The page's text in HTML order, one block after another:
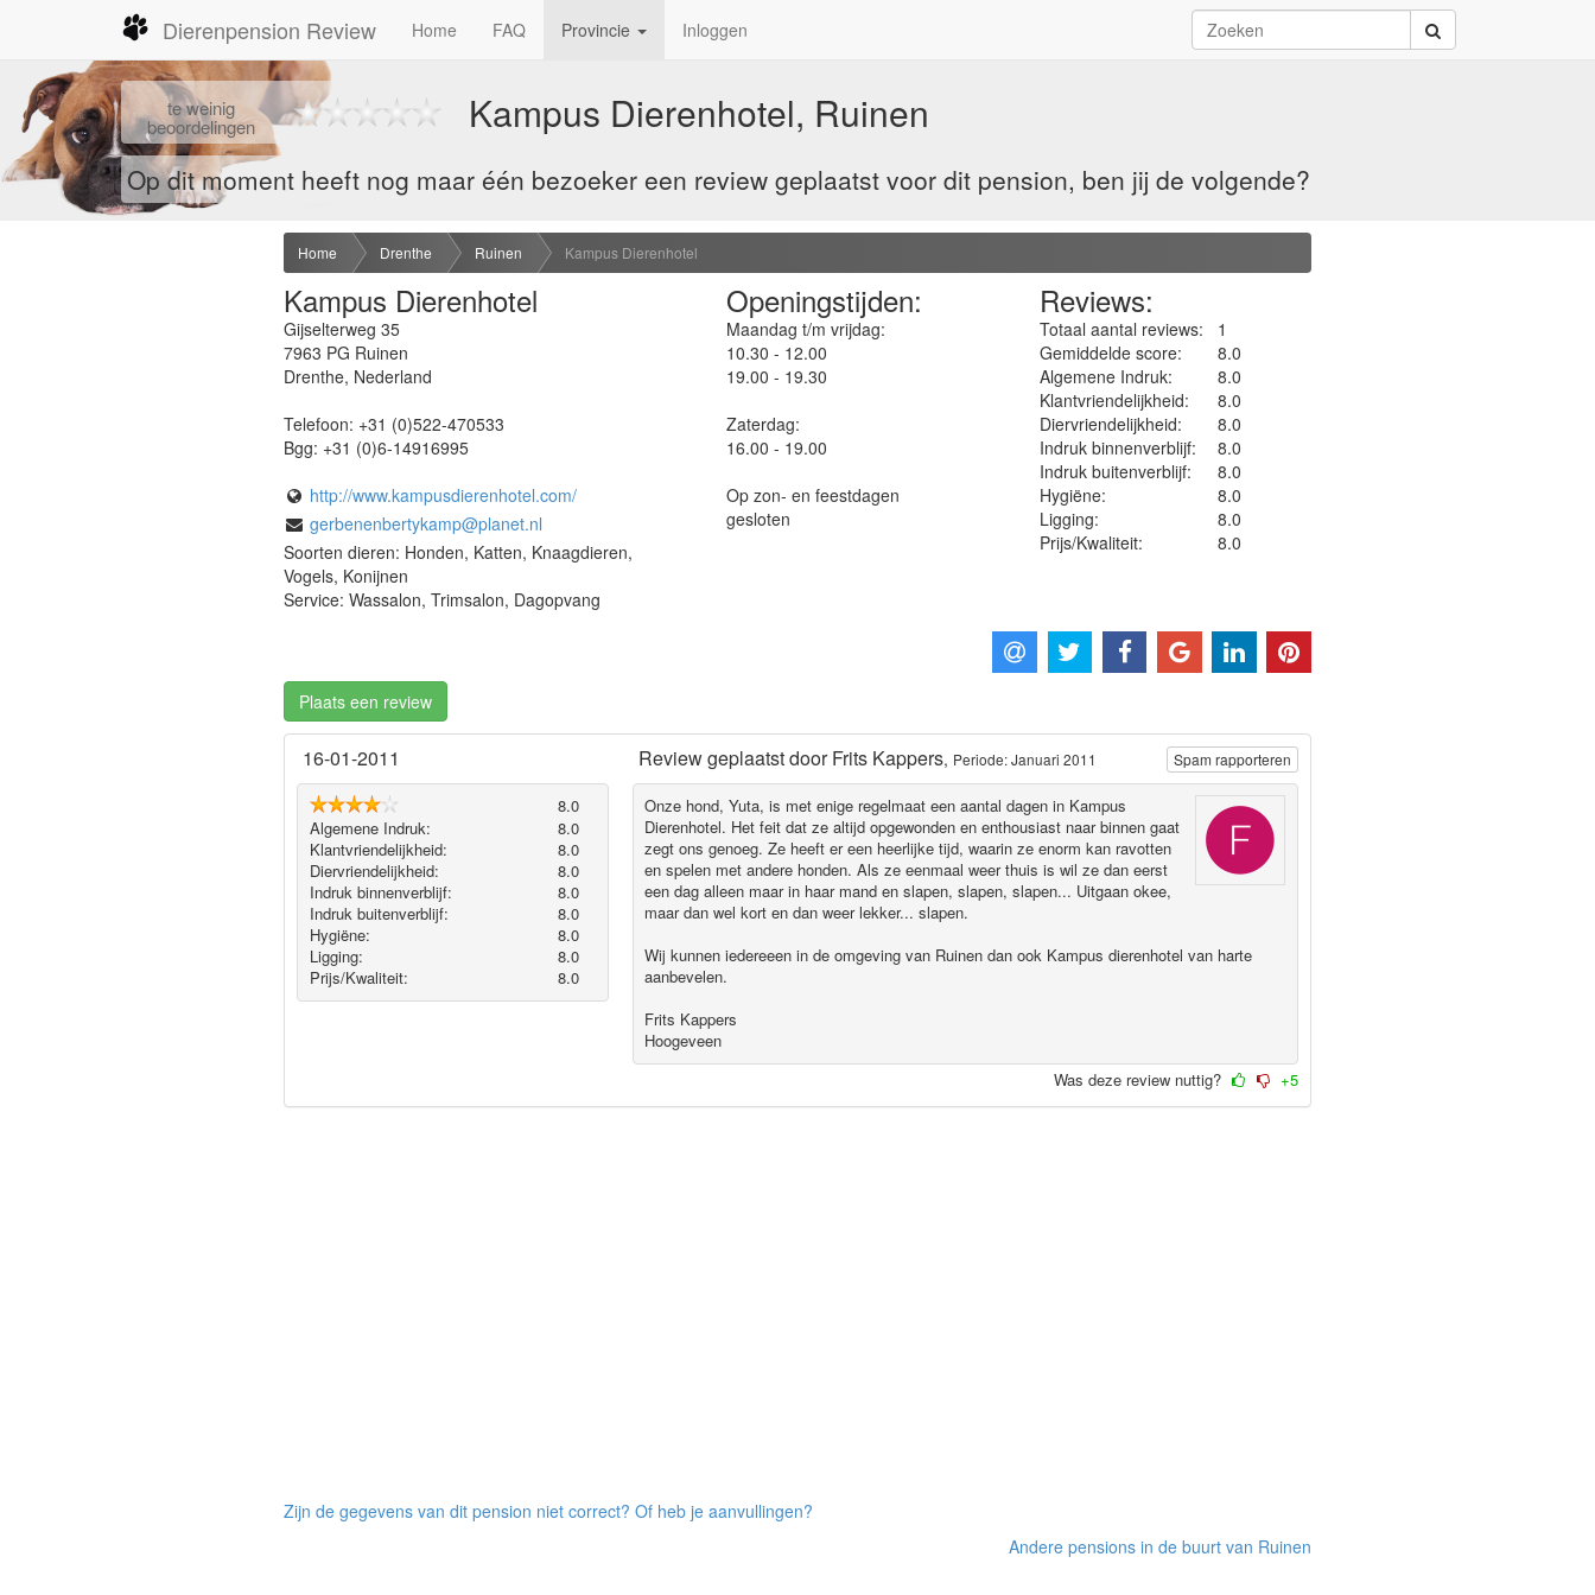
Dierenpension Review Home FAQ Provincie Inloggen
teweinig
beoordelingen Kampus Dierenhotel, Ruinen
Op dit moment heeft nog maar één bezoeker een review geplaatst voor dit pension, ben jij de volgende?
Home Drenthe Ruinen Kampus Dierenhotel
Kampus Dierenhotel
Gijselterweg 35
7963 PG Ruinen
Drenthe, Nederland
Telefoon: +31 (0)522-470533
Bgg: +31 (0)6-14916995
http://www.kampusdierenhotel.com/
gerbenenbertykamp@planet.nl
Soorten dieren: Honden, Katten, Knaagdieren,
Vogels, Konijnen
Service: Wassalon, Trimsalon, Dagopvang
Openingstijden:
Maandag t/m vrijdag:
10.30 - 12.00
19.00 - 19.30
Zaterdag:
16.00 - 19.00
Op zon- en feestdagen
gesloten
Reviews:
Totaal aantal reviews:
1
Gemiddelde score:
8.0
Algemene Indruk:
8.0
Klantvriendelijkheid:
8.0
Diervriendelijkheid:
8.0
Indruk binnenverblijf:
8.0
Indruk buitenverblijf:
8.0
Hygiëne‎:
8.0
Ligging:
8.0
Prijs/Kwaliteit:
8.0
Plaats een review
16-01-2011
8.0
Algemene Indruk:
8.0
Klantvriendelijkheid:
8.0
Diervriendelijkheid:
8.0
Indruk binnenverblijf:
8.0
Indruk buitenverblijf:
8.0
Hygiëne‎:
8.0
Ligging:
8.0
Prijs/Kwaliteit:
8.0
Review geplaatst doorFrits Kappers, Periode: Januari 2011
Onze hond, Yuta, is met enige regelmaat een aantal dagen in Kampus
Dierenhotel. Het feit dat ze altijd opgewonden en enthousiast naar binnen gaat
zegt ons genoeg. Ze heeft er een heerlijke tijd, waarin ze enorm kan ravotten
en spelen met andere honden. Als ze eenmaal weer thuis is wil ze dan eerst
een dag alleen maar in haar mand en slapen, slapen, slapen... Uitgaan okee,
maar dan wel kort en dan weer lekker... slapen.
Wij kunnen iedereeen in de omgeving van Ruinen dan ook Kampus dierenhotel van harte
aanbevelen.
Frits Kappers
Hoogeveen
Spam rapporteren
Was deze review nuttig? +5
Zijn de gegevens van dit pension niet correct? Of heb je aanvullingen?
Andere pensions in de buurt van Ruinen